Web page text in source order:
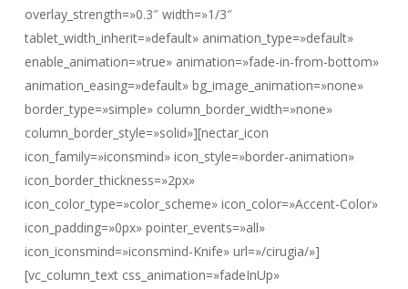
overlay_strength=»0.3″ width=»1/3″
tablet_width_inherit=»default» animation_type=»default»
enable_animation=»true» animation=»fade-in-from-bottom»
animation_easing=»default» bg_image_animation=»none»
border_type=»simple» column_border_width=»none»
column_border_style=»solid»][nectar_icon
icon_family=»iconsmind» icon_style=»border-animation»
icon_border_thickness=»2px»
icon_color_type=»color_scheme» icon_color=»Accent-Color»
icon_padding=»0px» pointer_events=»all»
icon_iconsmind=»iconsmind-Knife» url=»/cirugia/»]
[vc_column_text css_animation=»fadeInUp»